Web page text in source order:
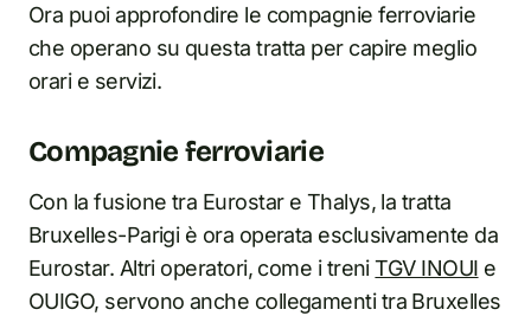
Ora puoi approfondire le compagnie ferroviarie
che operano su questa tratta per capire meglio
orari e servizi.
Compagnie ferroviarie
Con la fusione tra Eurostar e Thalys, la tratta
Bruxelles-Parigi è ora operata esclusivamente da
Eurostar. Altri operatori, come i treniTGV INOUI e
OUIGO, servono anche collegamenti tra Bruxelles